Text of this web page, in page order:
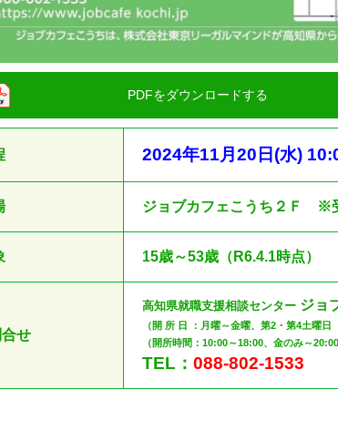
2024年11月20 日 (水)
ジョブカフェこうち２Ｆ ※
15歳～53歳（R6.4.1時点）
せ
高知県就職支援相談センター ジョ
（開 所 日 ：月曜～金曜、第2・第4土曜
（開所時間：10:00～18:00、金のみ～20:00
TEL：088-802-1533